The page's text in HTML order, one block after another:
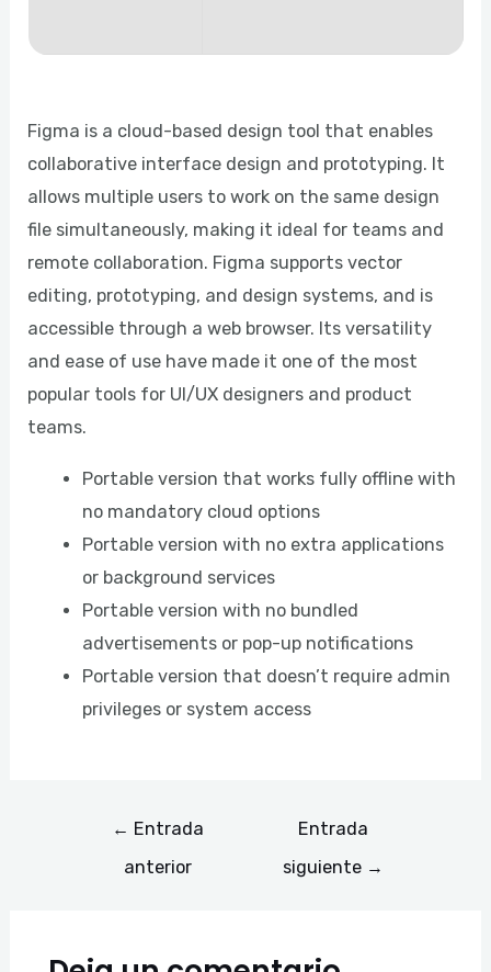
Figma is a cloud-based design tool that enables
collaborative interface design and prototyping. It
allows multiple users to work on the same design
file simultaneously, making it ideal for teams and
remote collaboration. Figma supports vector
editing, prototyping, and design systems, and is
accessible through a web browser. Its versatility
and ease of use have made it one of the most
popular tools for UI/UX designers and product
teams.
Portable version that works fully offline with
no mandatory cloud options
Portable version with no extra applications
or background services
Portable version with no bundled
advertisements or pop-up notifications
Portable version that doesn’t require admin
privileges or system access
← Entrada
anterior
Entrada
siguiente →